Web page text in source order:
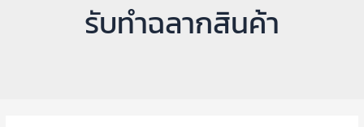
รับทําฉลากสินค้า